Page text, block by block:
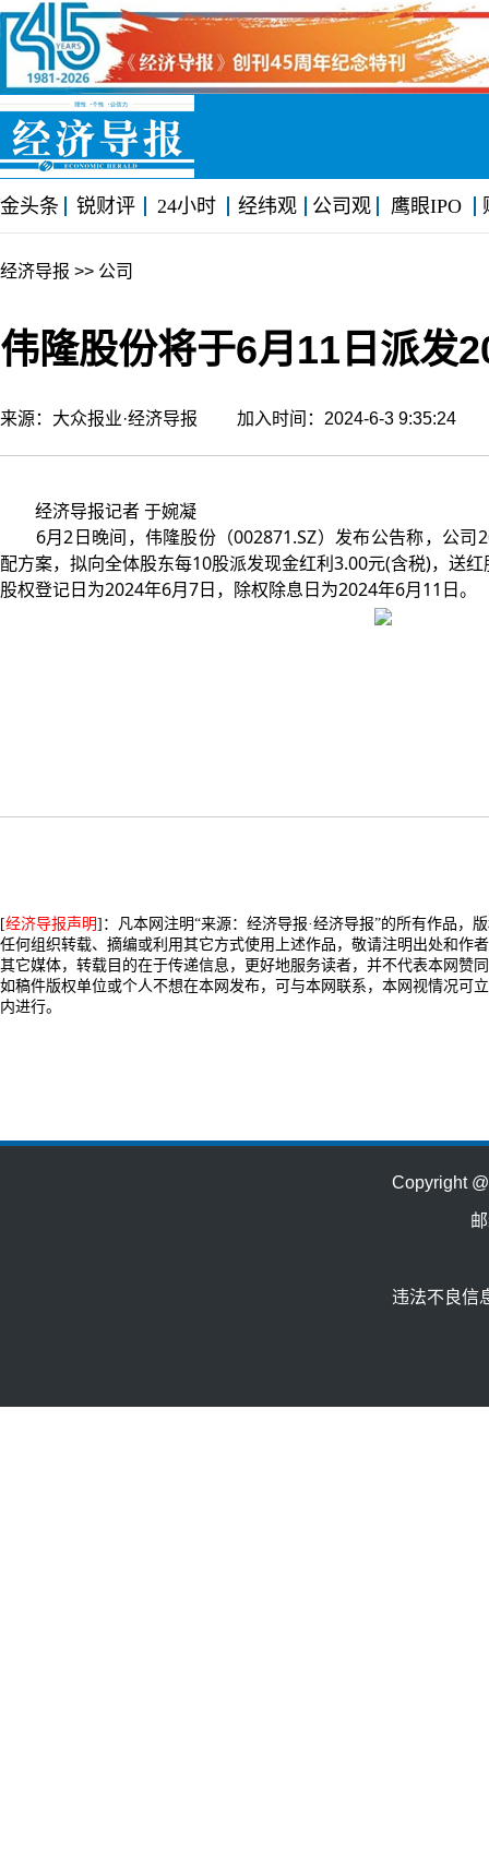
金头条 锐财评 24小时 经纬观 公司观 鹰眼IPO
经济导报 >> 公司
伟隆股份将于6月11日派发
来源：大众报业·经济导报 加入时间：2024-6-3
经济导报记者 于婉凝
6月2日晚间，伟隆股份（002871.SZ）发布公告称，公司
配方案，拟向全体股东每10股派发现金红利3.00元(含税)，送
股权登记日为2024年6月7日，除权除息日为2024年6月11日。
[经济导报声明]：凡本网注明“来源：经济导报·经济导报”的所有作品，
任何组织转载、摘编或利用其它方式使用上述作品，敬请注明出处和作
其它媒体，转载目的在于传递信息，更好地服务读者，并不代表本网赞
如稿件版权单位或个人不想在本网发布，可与本网联系，本网视情况可
内进行。
Copyright
违法不良信